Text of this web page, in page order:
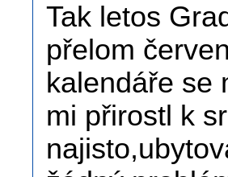
Tak letos
přelom
kalendáře se
mi přirostl k